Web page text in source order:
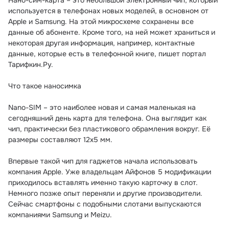
используется в телефонах новых моделей, в основном от
Apple и Samsung. На этой микросхеме сохранены все
данные об абоненте. Кроме того, на ней может храниться и
некоторая другая информация, например, контактные
данные, которые есть в телефонной книге, пишет портал
Тарифкин.Ру.
Что такое наносимка
Nano-SIM – это наиболее новая и самая маленькая на
сегодняшний день карта для телефона. Она выглядит как
чип, практически без пластикового обрамления вокруг. Её
размеры составляют 12х5 мм.
Впервые такой чип для гаджетов начала использовать
компания Apple. Уже владельцам Айфонов 5 модификации
приходилось вставлять именно такую карточку в слот.
Немного позже опыт переняли и другие производители.
Сейчас смартфоны с подобными слотами выпускаются
компаниями Samsung и Meizu.